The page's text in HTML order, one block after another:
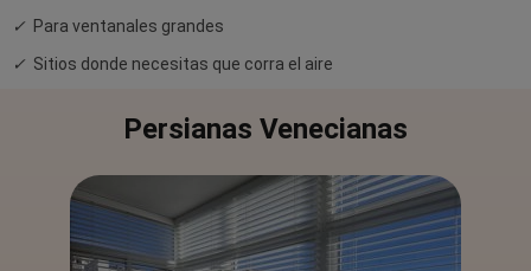
✓ Para ventanales grandes
✓ Sitios donde necesitas que corra el aire
Persianas Venecianas